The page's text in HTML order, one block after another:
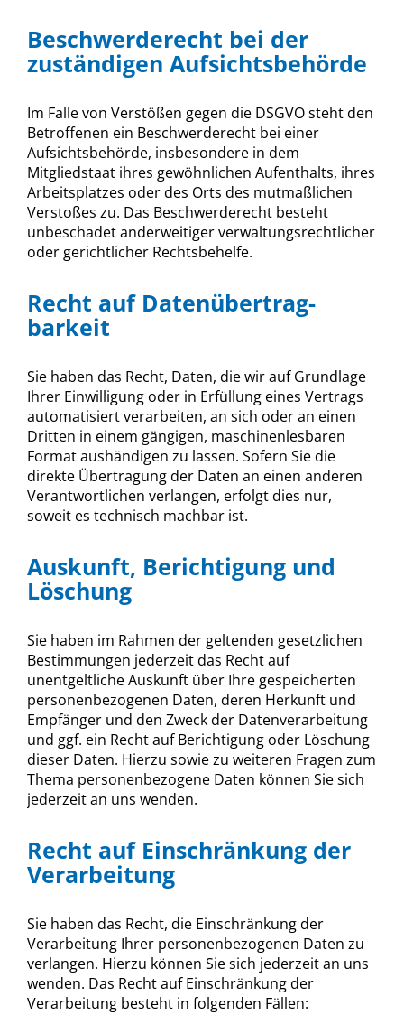
Beschwerde­recht bei der
zuständigen Aufsichts­behörde
Im Falle von Verstößen gegen die DSGVO steht den
Betroffenen ein Beschwerderecht bei einer
Aufsichtsbehörde, insbesondere in dem
Mitgliedstaat ihres gewöhnlichen Aufenthalts, ihres
Arbeitsplatzes oder des Orts des mutmaßlichen
Verstoßes zu. Das Beschwerderecht besteht
unbeschadet anderweitiger verwaltungsrechtlicher
oder gerichtlicher Rechtsbehelfe.
Recht auf Daten­übertrag­
barkeit
Sie haben das Recht, Daten, die wir auf Grundlage
Ihrer Einwilligung oder in Erfüllung eines Vertrags
automatisiert verarbeiten, an sich oder an einen
Dritten in einem gängigen, maschinenlesbaren
Format aushändigen zu lassen. Sofern Sie die
direkte Übertragung der Daten an einen anderen
Verantwortlichen verlangen, erfolgt dies nur,
soweit es technisch machbar ist.
Auskunft, Berichtigung und
Löschung
Sie haben im Rahmen der geltenden gesetzlichen
Bestimmungen jederzeit das Recht auf
unentgeltliche Auskunft über Ihre gespeicherten
personenbezogenen Daten, deren Herkunft und
Empfänger und den Zweck der Datenverarbeitung
und ggf. ein Recht auf Berichtigung oder Löschung
dieser Daten. Hierzu sowie zu weiteren Fragen zum
Thema personenbezogene Daten können Sie sich
jederzeit an uns wenden.
Recht auf Einschränkung der
Verarbeitung
Sie haben das Recht, die Einschränkung der
Verarbeitung Ihrer personenbezogenen Daten zu
verlangen. Hierzu können Sie sich jederzeit an uns
wenden. Das Recht auf Einschränkung der
Verarbeitung besteht in folgenden Fällen: